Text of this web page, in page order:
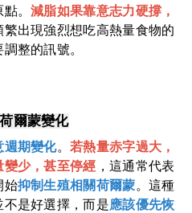
點。減脂如果靠意志力硬撐，
繁出現強烈想吃高熱量食物的
整的訊號。
爾蒙變化
週期變化。若熱量赤字過大，
少，甚至停經 ，這通常代表
始抑制生殖相關荷爾蒙。這種
是好選擇，而是應該優先恢